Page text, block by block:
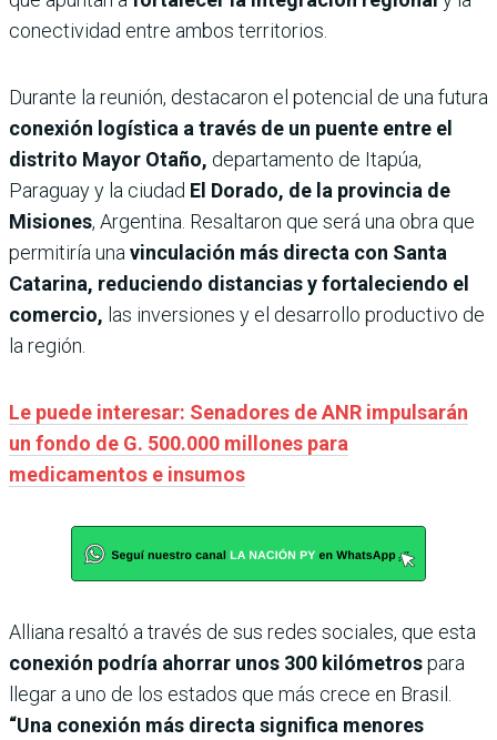
conectividad entre ambos territorios.
Durante la reunión, destacaron el potencial de una futura
conexión logística a través de un puente entre el
distrito Mayor Otaño, departamento de Itapúa,
Paraguay y la ciudad El Dorado, de la provincia de
Misiones, Argentina. Resaltaron que será una obra que
permitiría unavinculación más directa con Santa
Catarina, reduciendo distancias y fortaleciendo el
comercio, las inversiones y el desarrollo productivo de
la región.
Le puede interesar: Senadores de ANR impulsarán
un fondo de G. 500.000 millones para
medicamentos e insumos
Alliana resaltó a través de sus redes sociales, que esta
conexión podría ahorrar unos 300 kilómetrospara
llegar a uno de los estados que más crece en Brasil.
“Una conexión más directa significa menores